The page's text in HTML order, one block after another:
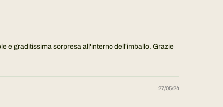
e graditissima sorpresa all'interno dell'imballo. Grazie
27/05/24